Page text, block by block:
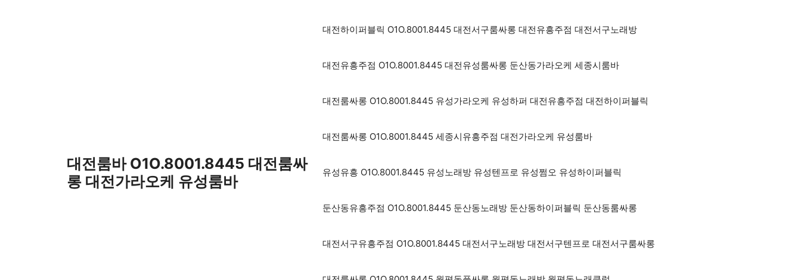
대전룸바 O1O.8001.8445 대전룸싸
롱 대전가라오케 유성룸바
대전하이퍼블릭 O1O.8001.8445 대전서구룸싸롱 대전유흥주점 대전서구노래방
대전유흥주점 O1O.8001.8445 대전유성룸싸롱 둔산동가라오케 세종시룸바
대전룸싸롱 O1O.8001.8445 유성가라오케 유성하퍼 대전유흥주점 대전하이퍼블릭
대전룸싸롱 O1O.8001.8445 세종시유흥주점 대전가라오케 유성룸바
유성유흥 O1O.8001.8445 유성노래방 유성텐프로 유성쩜오 유성하이퍼블릭
둔산동유흥주점 O1O.8001.8445 둔산동노래방 둔산동하이퍼블릭 둔산동룸싸롱
대전서구유흥주점 O1O.8001.8445 대전서구노래방 대전서구텐프로 대전서구룸싸롱